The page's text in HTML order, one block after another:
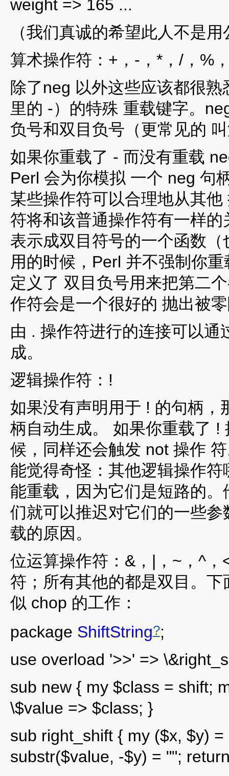
weight => 165 ...
（我们真诚的希望此人不是
算术操作符：+，-，*，/，%
除了neg 以外这些应该都很
里的 -）的特殊 重载键字。
负号和双目负号（更常见的
如果你重载了 - 而没有重载
Perl 会为你模拟 一个 neg 句
某些操作符可以合理地从其
符将和该普通操作符有一样
表示成双目符号的一个函数
用的时候，Perl 并不强制你
定义了 双目负号用来把第二
作符会是一个很好的 抛出被
由 . 操作符进行的连接可以通
成。
逻辑操作符：!
如果没有声明用于 ! 的句柄，
柄自动生成。 如果你重载了 !
候，同样还会触发 not 操作
能觉得奇怪：其他逻辑操作
能重载，因为它们是短路的
们就可以推迟对它们的一些
载的原因。
位运算操作符：&，|，~，^
符；所有其他的都是双目。
似 chop 的工作：
package ShiftString?;
use overload '>>' =>
sub new { my $class = shift;
\$value => $class; }
sub right_shift { my ($x, $y)
substr($value, -$y) = "";